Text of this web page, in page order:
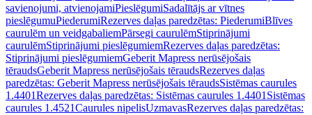
savienojumi, atvienojamiPieslēgumiSadalītājs ar vītnes
pieslēgumuPiederumiRezerves daļas paredzētas: PiederumiBlīves
caurulēm un veidgabaliemPārsegi caurulēmStiprinājumi
caurulēmStiprinājumi pieslēgumiemRezerves daļas paredzētas:
Stiprinājumi pieslēgumiemGeberit Mapress nerūsējošais
tēraudsGeberit Mapress nerūsējošais tēraudsRezerves daļas
paredzētas: Geberit Mapress nerūsējošais tēraudsSistēmas caurules
1.4401Rezerves daļas paredzētas: Sistēmas caurules 1.4401 Sistēmas
caurules 1.4521Caurules nipelisUzmavasRezerves daļas paredzētas: